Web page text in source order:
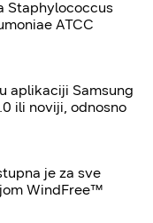
Staphylococcus
ATCC
aplikaciji Samsung
ili noviji, odnosno
je za sve
WindFree™